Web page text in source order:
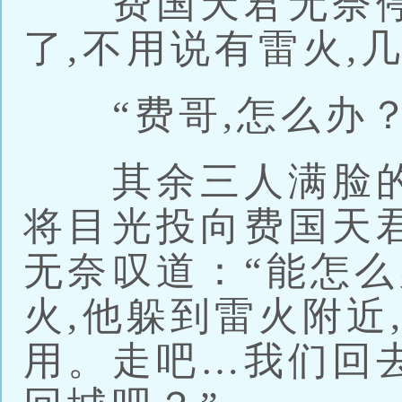
了,不用说有雷火,
“费哥,怎么办
其余三人满脸的
将目光投向费国天
无奈叹道：“能怎
火,他躲到雷火附
用。走吧…我们回